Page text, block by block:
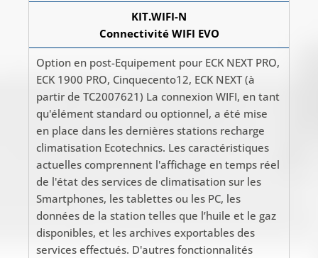
KIT.WIFI-N
Connectivité WIFI EVO
Option en post-Equipement pour ECK NEXT PRO,
ECK 1900 PRO, Cinquecento12, ECK NEXT (à
partir de TC2007621) La connexion WIFI, en tant
qu'élément standard ou optionnel, a été mise
en place dans les dernières stations recharge
climatisation Ecotechnics. Les caractéristiques
actuelles comprennent l'affichage en temps réel
de l'état des services de climatisation sur les
Smartphones, les tablettes ou les PC, les
données de la station telles que l’huile et le gaz
disponibles, et les archives exportables des
services effectués. D'autres fonctionnalités